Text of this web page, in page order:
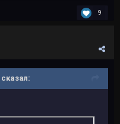
9
сказал: